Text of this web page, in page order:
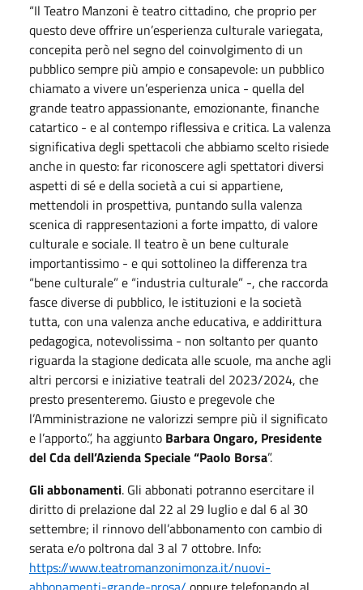
“Il Teatro Manzoni è teatro cittadino, che proprio per
questo deve offrire un’esperienza culturale variegata,
concepita però nel segno del coinvolgimento di un
pubblico sempre più ampio e consapevole: un pubblico
chiamato a vivere un’esperienza unica - quella del
grande teatro appassionante, emozionante, finanche
catartico - e al contempo riflessiva e critica. La valenza
significativa degli spettacoli che abbiamo scelto risiede
anche in questo: far riconoscere agli spettatori diversi
aspetti di sé e della società a cui si appartiene,
mettendoli in prospettiva, puntando sulla valenza
scenica di rappresentazioni a forte impatto, di valore
culturale e sociale. Il teatro è un bene culturale
importantissimo - e qui sottolineo la differenza tra
“bene culturale” e “industria culturale” -, che raccorda
fasce diverse di pubblico, le istituzioni e la società
tutta, con una valenza anche educativa, e addirittura
pedagogica, notevolissima - non soltanto per quanto
riguarda la stagione dedicata alle scuole, ma anche agli
altri percorsi e iniziative teatrali del 2023/2024, che
presto presenteremo. Giusto e pregevole che
l’Amministrazione ne valorizzi sempre più il significato
e l’apporto.”, ha aggiunto Barbara Ongaro, Presidente
del Cda dell’Azienda Speciale “Paolo Borsa”.
Gli abbonamenti. Gli abbonati potranno esercitare il
diritto di prelazione dal 22 al 29 luglio e dal 6 al 30
settembre; il rinnovo dell’abbonamento con cambio di
serata e/o poltrona dal 3 al 7 ottobre. Info:
https://www.teatromanzonimonza.it/nuovi-